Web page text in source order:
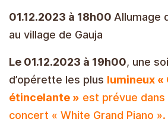
01.12.2023 à 18h00 Allumage
au village de Gauja
Le 01.12.2023 à 19h00, une
d’opérette les plus lumineux
étincelante » est prévue dans
concert « White Grand Piano ».